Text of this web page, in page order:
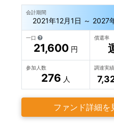
会計期間
2021年12月1日 ～ 2027
一口
21,600円
償還率
参加人数
276 人
調達実績
ファンド詳細を